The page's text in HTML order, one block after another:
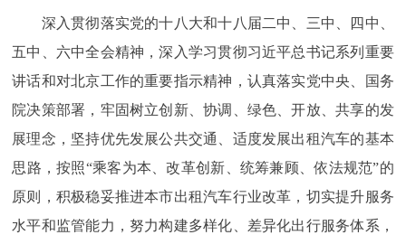
深入贯彻落实党的十八大和十八届二中、三中、四中、
五中、六中全会精神，深入学习贯彻习近平总书记系列重要
讲话和对北京工作的重要指示精神，认真落实党中央、国务
院决策部署，牢固树立创新、协调、绿色、开放、共享的发
展理念，坚持优先发展公共交通、适度发展出租汽车的基本
思路，按照“乘客为本、改革创新、统筹兼顾、依法规范”的
原则，积极稳妥推进本市出租汽车行业改革，切实提升服务
水平和监管能力，努力构建多样化、差异化出行服务体系，